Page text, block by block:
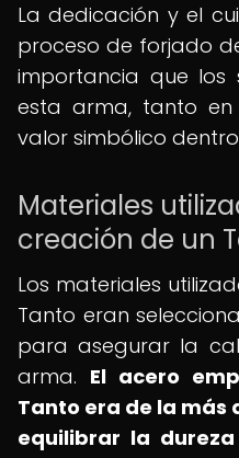
La dedicación y el
proceso de forjado
importancia que los
esta arma, tanto
valor simbólico
Materiales
creación de un
Los materiales
Tanto eran
para asegurar la
arma. El acero
Tanto era de la
equilibrar la